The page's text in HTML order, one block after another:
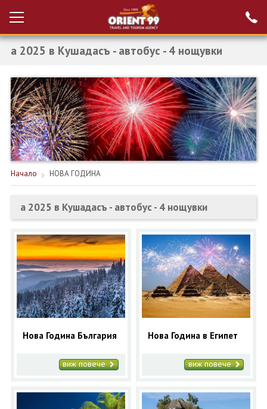
Вход за агенти
Проверка на
резервация
РАННИ ЗАПИСВАНИЯ ТУРЦИЯ
НОВА ГОДИНА ТУРЦИЯ
НОВА ГОДИНА
ПОЧИВКИ
КРУИЗИ
ЕКЗОТИКА
ЕКСКУРЗИИ
ОЩЕ
ЗА НАС
КОНТАКТИ
ФИРМЕНИ ДОКУМЕНТИ
0700 144 34 Запитване
а 2025 в Кушадасъ - автобус - 4 нощувки
Начало НОВА ГОДИНА
а 2025 в Кушадасъ - автобус - 4 нощувки
Нова Година България
виж повече
Нова Година в Египет
виж повече